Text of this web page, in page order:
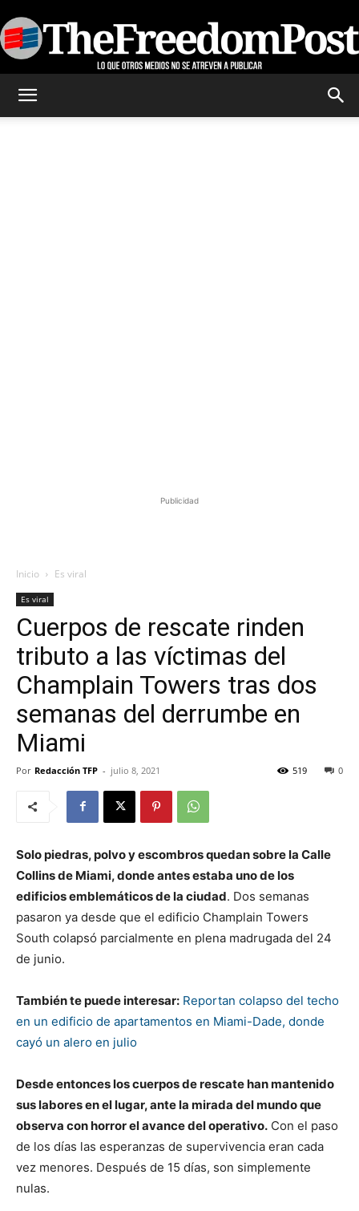
Publicidad
Inicio Es viral
Es viral
Cuerpos de rescate rinden
tributo a las víctimas del
Champlain Towers tras dos
semanas del derrumbe en
Miami
Por Redacción TFP - julio 8, 2021 0
519
Solo piedras, polvo y escombros quedan sobre la Calle
Collins de Miami, donde antes estaba uno de los
edificios emblemáticos de la ciudad. Dos semanas
pasaron ya desde que el edificio Champlain Towers
South colapsó parcialmente en plena madrugada del 24
de junio.
También te puede interesar: Reportan colapso del techo
en un edificio de apartamentos en Miami-Dade, donde
cayó un alero en julio
Desde entonces los cuerpos de rescate han mantenido
sus labores en el lugar, ante la mirada del mundo que
observa con horror el avance del operativo. Con el paso
de los días las esperanzas de supervivencia eran cada
vez menores. Después de 15 días, son simplemente
nulas.